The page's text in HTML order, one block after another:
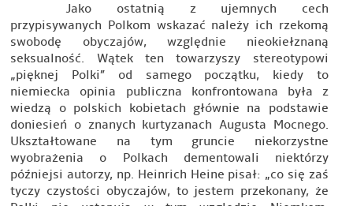
Jako ostatnią z ujemnych cech
przypisywanych Polkom wskazać należy ich rzekomą
swobodę obyczajów, względnie nieokiełznaną
seksualność. Wątek ten towarzyszy stereotypowi
„pięknej Polki” od samego początku, kiedy to
niemiecka opinia publiczna konfrontowana była z
wiedzą o polskich kobietach głównie na podstawie
doniesień o znanych kurtyzanach Augusta Mocnego.
Ukształtowane na tym gruncie niekorzystne
wyobrażenia o Polkach dementowali niektórzy
późniejsi autorzy, np. Heinrich Heine pisał: „co się zaś
tyczy czystości obyczajów, to jestem przekonany, że